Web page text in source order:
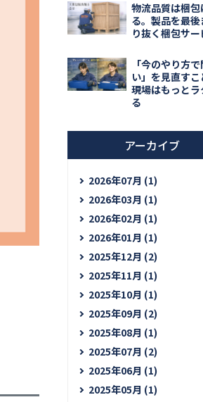
物流品質は梱包
る。製品を最
り抜く梱包サー
「今のやり方
い」を見直すこ
現場はもっと
る
アーカイブ
2026年07月 (1)
2026年03月 (1)
2026年02月 (1)
2026年01月 (1)
2025年12月 (2)
2025年11月 (1)
2025年10月 (1)
2025年09月 (2)
2025年08月 (1)
2025年07月 (2)
2025年06月 (1)
2025年05月 (1)